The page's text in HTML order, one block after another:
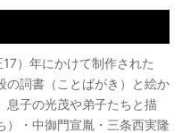
）年にかけて制作された
の詞書（ことばがき）と絵か
息子の光茂や弟子たちと描
）・中御門宣胤・三条西実隆